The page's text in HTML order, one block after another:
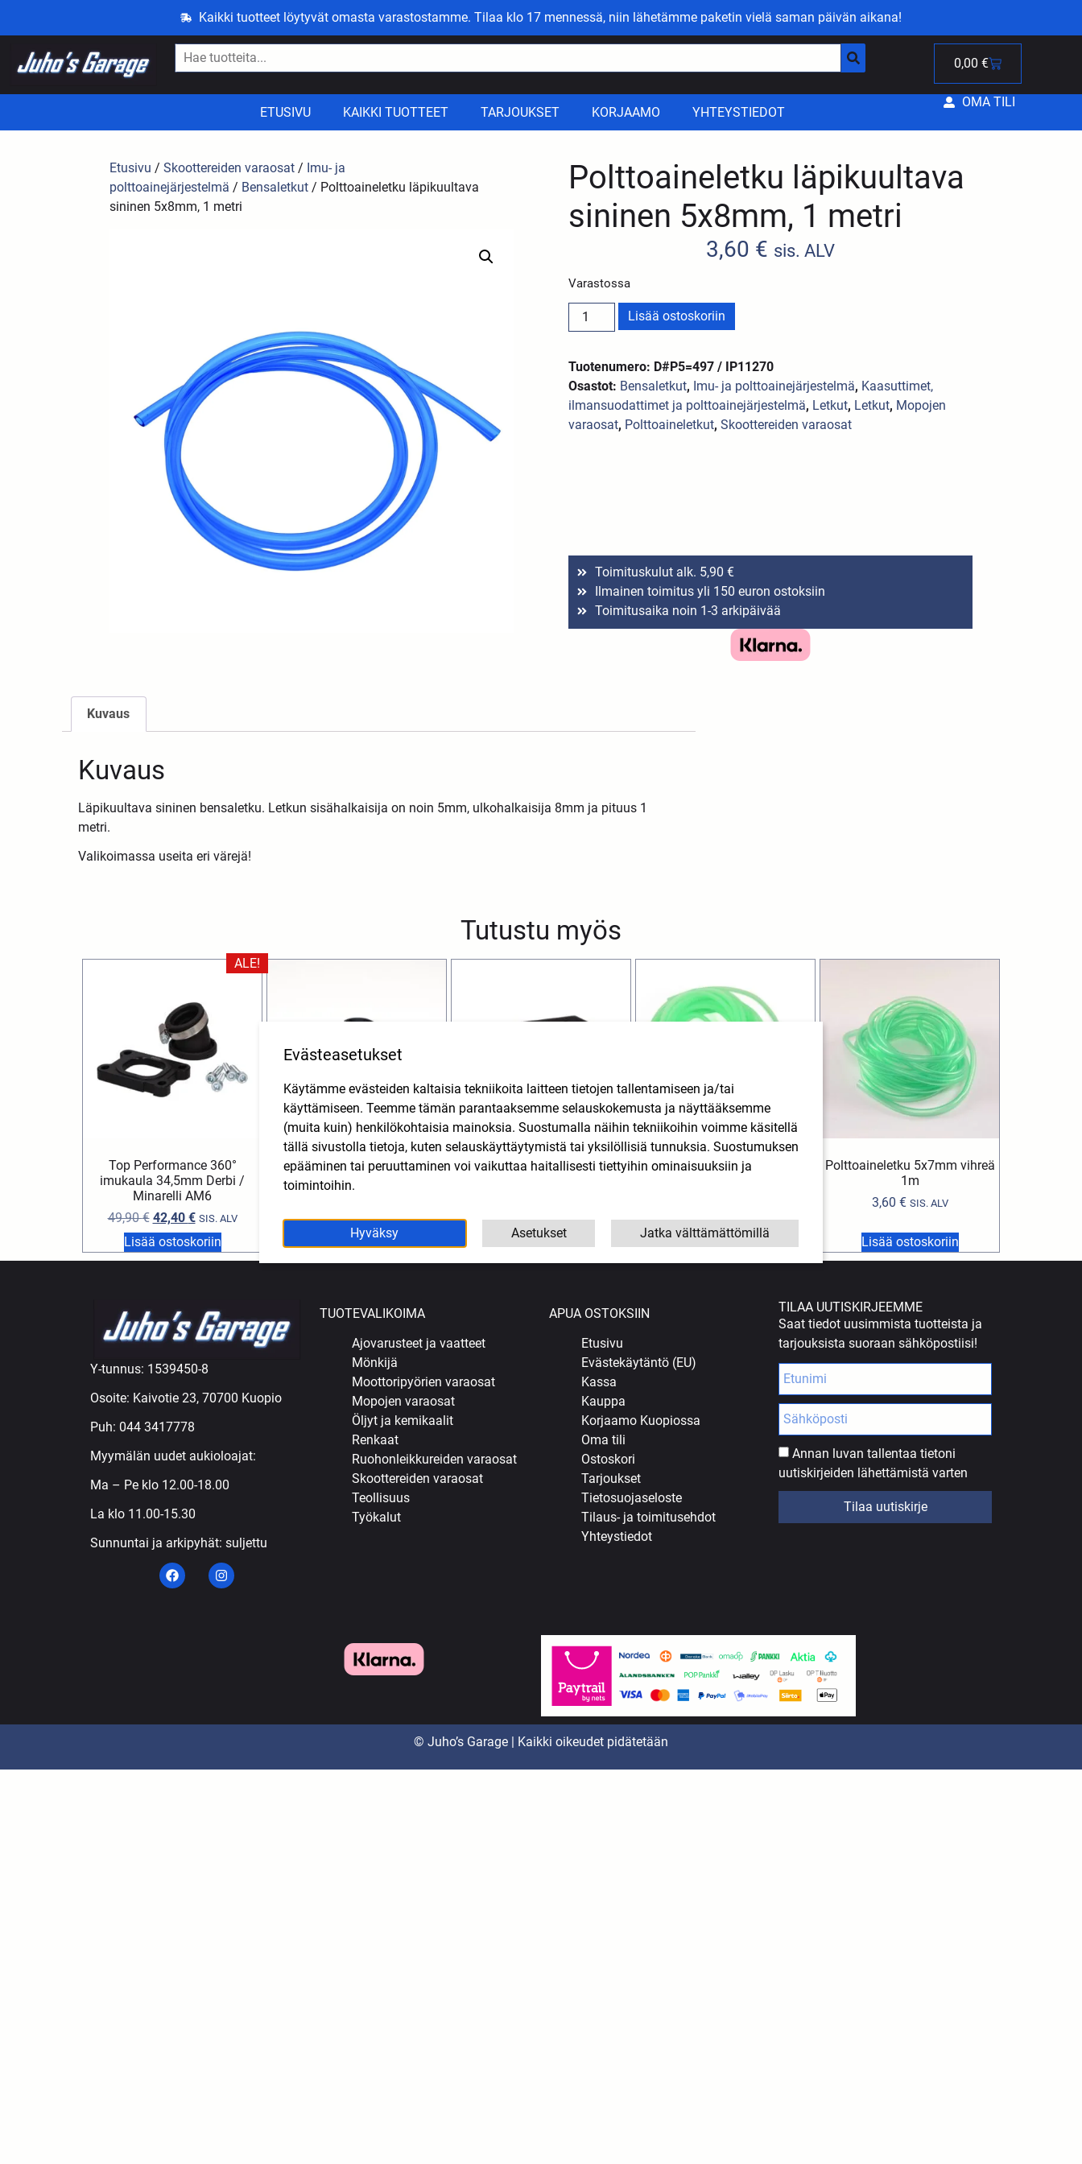
Kaikki tuotteet löytyvät omasta varastostamme. Tilaa klo 17 mennessä, niin lähetämme paketin vielä saman päivän aikana!
0,00 €
ETUSIVU KAIKKI TUOTTEET TARJOUKSET KORJAAMO YHTEYSTIEDOT
OMA TILI
Etusivu /Skoottereiden varaosat / Imu- ja
polttoainejärjestelmä / Bensaletkut / Polttoaineletku läpikuultava
sininen 5x8mm, 1 metri
Polttoaineletku läpikuultava
sininen 5x8mm, 1 metri
3,60 € sis. ALV
Varastossa
Lisää ostoskoriin
Tuotenumero: D#P5=497 / IP11270
Osastot: Bensaletkut, Imu- ja polttoainejärjestelmä, Kaasuttimet,
ilmansuodattimet ja polttoainejärjestelmä, Letkut, Letkut, Mopojen
varaosat, Polttoaineletkut,Skoottereiden varaosat
Toimituskulut alk. 5,90 €
Ilmainen toimitus yli 150 euron ostoksiin
Toimitusaika noin 1-3 arkipäivää
Kuvaus
Kuvaus
Läpikuultava sininen bensaletku. Letkun sisähalkaisija on noin 5mm, ulkohalkaisija 8mm ja pituus 1
metri.
Valikoimassa useita eri värejä!
Tutustu myös
ALE!
Top Performance 360°
imukaula 34,5mm Derbi /
Minarelli AM6
49,90€ 42,40 € SIS. ALV
Lisää ostoskoriin
Luisti 40 DELLORTO PHVA 17,5
ID/ED, PHBN
Lisää ostoskoriin
Forte ilmansuodatin Derbi,
Lisää ostoskoriin
Öljyletku 2,2x4mm 1m
Lisää ostoskoriin
Polttoaineletku 5x7mm vihreä
1m
3,60 € SIS. ALV
Lisää ostoskoriin
Y-tunnus: 1539450-8
Osoite: Kaivotie 23, 70700 Kuopio
Puh: 044 3417778
Myymälän uudet aukioloajat:
Ma – Pe klo 12.00-18.00
La klo 11.00-15.30
Sunnuntai ja arkipyhät: suljettu
TUOTEVALIKOIMA
Ajovarusteet ja vaatteet
Mönkijä
Moottoripyörien varaosat
Mopojen varaosat
Öljyt ja kemikaalit
Renkaat
Ruohonleikkureiden varaosat
Skoottereiden varaosat
Teollisuus
Työkalut
APUA OSTOKSIIN
Etusivu
Evästekäytäntö (EU)
Kassa
Kauppa
Korjaamo Kuopiossa
Oma tili
Ostoskori
Tarjoukset
Tietosuojaseloste
Tilaus- ja toimitusehdot
Yhteystiedot
TILAA UUTISKIRJEEMME
Saat tiedot uusimmista tuotteista ja
tarjouksista suoraan sähköpostiisi!
Annan luvan tallentaa tietoni
uutiskirjeiden lähettämistä varten
Tilaa uutiskirje
© Juho’s Garage | Kaikki oikeudet pidätetään
Evästeasetukset
Käytämme evästeiden kaltaisia tekniikoita laitteen tietojen tallentamiseen ja/tai
käyttämiseen. Teemme tämän parantaaksemme selauskokemusta ja näyttääksemme
(muita kuin) henkilökohtaisia mainoksia. Suostumalla näihin tekniikoihin voimme käsitellä
tällä sivustolla tietoja, kuten selauskäyttäytymistä tai yksilöllisiä tunnuksia. Suostumuksen
epääminen tai peruuttaminen voi vaikuttaa haitallisesti tiettyihin ominaisuuksiin ja
toimintoihin.
Hyväksy Asetukset Jatka välttämättömillä